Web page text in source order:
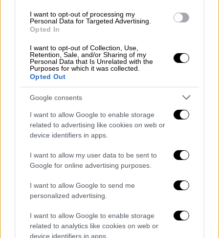
I want to opt-out of processing my
Personal Data for Targeted Advertising.
Opted In
I want to opt-out of Collection, Use,
Retention, Sale, and/or Sharing of my
Personal Data that Is Unrelated with the
Purposes for which it was collected.
Opted Out
Google consents
I want to allow Google to enable storage
related to advertising like cookies on web or
device identifiers in apps.
I want to allow my user data to be sent to
Google for online advertising purposes.
I want to allow Google to send me
personalized advertising.
I want to allow Google to enable storage
related to analytics like cookies on web or
device identifiers in apps.
Σινεμά|19.11.2022 14:09
Τα κινηματογραφικά νέα του
Σαββατοκύριακου: Tο τηλεοπτικό βήμα
του Ταραντίνο, ο νέος ρόλος του Όουεν